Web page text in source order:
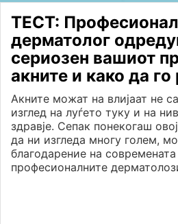
ТЕСТ:
дерматолог
сериозен вашиот
акните и како да
Акните можат на влијаат не
изглед на луѓето туку и на
здравје. Сепак понекогаш
да ни изгледа многу голем,
благодарение на современата
професионалните